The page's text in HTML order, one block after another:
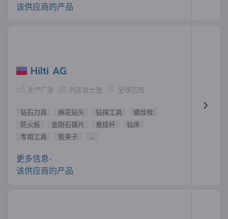
该供应商的产品
Hilti AG
生产厂家 列支敦士登 全球范围
钻石刀具 麻花钻头 钻探工具
螺纹栓
防火板
金刚石锯片 悬挂杆
钻床
专用工具
管夹子 ...
更多信息-
该供应商的产品